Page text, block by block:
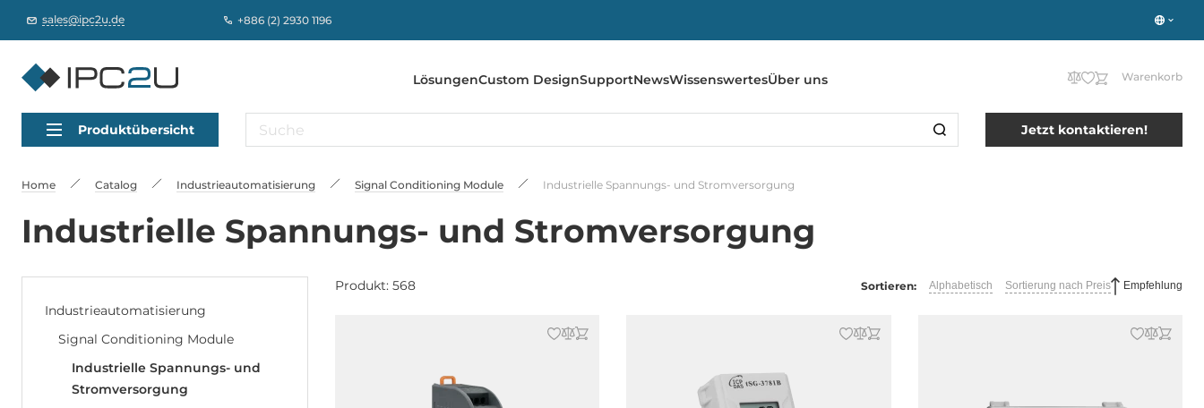
sales@ipc2u.de +886 (2) 2930 1196
LösungenCustom DesignSupportNewsWissenswertesÜber uns Warenkorb
Produktübersicht Jetzt kontaktieren!
Home Catalog Industrieautomatisierung Signal Conditioning Module Industrielle Spannungs- und Stromversorgung
Industrielle Spannungs- und Stromversorgung
Industrieautomatisierung
Signal Conditioning Module
Industrielle Spannungs- und
Stromversorgung
Produkt: 568 Sortieren: Alphabetisch Sortierung nach Preis Empfehlung